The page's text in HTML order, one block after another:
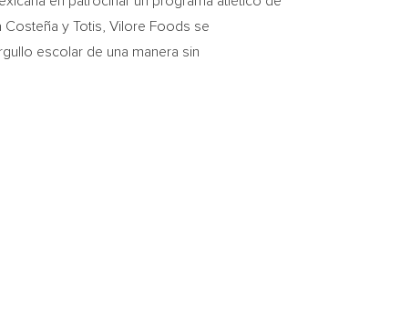
Costeña y Totis, Vilore Foods se
escolar de una manera sin